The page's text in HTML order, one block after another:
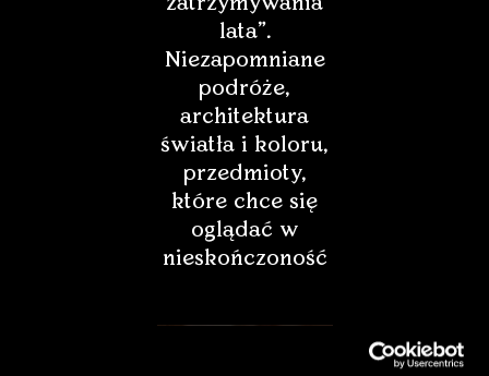
lata”.
Niezapomniane
podróże,
architektura
światła i koloru,
przedmioty,
które chce się
oglądać w
nieskończoność